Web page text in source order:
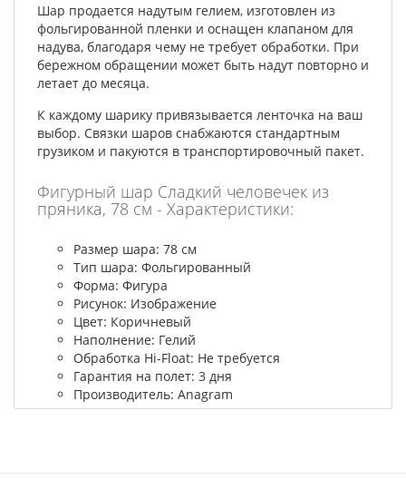
Шар продается надутым гелием, изготовлен из
фольгированной пленки и оснащен клапаном для
надува, благодаря чему не требует обработки. При
бережном обращении может быть надут повторно и
летает до месяца.
К каждому шарику привязывается ленточка на ваш
выбор. Связки шаров снабжаются стандартным
грузиком и пакуются в транспортировочный пакет.
Фигурный шар Сладкий человечек из
пряника, 78 см - Характеристики:
Размер шара: 78 см
Тип шара: Фольгированный
Форма: Фигура
Рисунок: Изображение
Цвет: Коричневый
Наполнение: Гелий
Обработка Hi-Float: Не требуется
Гарантия на полет: 3 дня
Производитель: Anagram